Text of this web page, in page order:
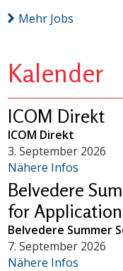
Mehr Jobs
Kalender
ICOM Direkt
ICOM Direkt
3. September 2026
Nähere Infos
Belvedere
for
Belvedere Summer
7. September 2026
Nähere Infos